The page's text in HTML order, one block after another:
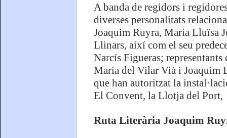
A banda de regidors i
diverses personalitats
Joaquim Ruyra, Maria Lluïsa
Llinars, així com el seu
Narcís Figueras;
Maria del Vilar Vià i Joaquim
que han autoritzat la
El Convent, la Llotja del Port,
Ruta Literària Joaquim